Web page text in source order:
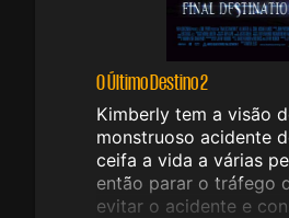
O Último Destino 2
Kimberly tem a visão
monstruoso acidente
ceifa a vida a várias
então parar o tráfego
evitar o acidente e